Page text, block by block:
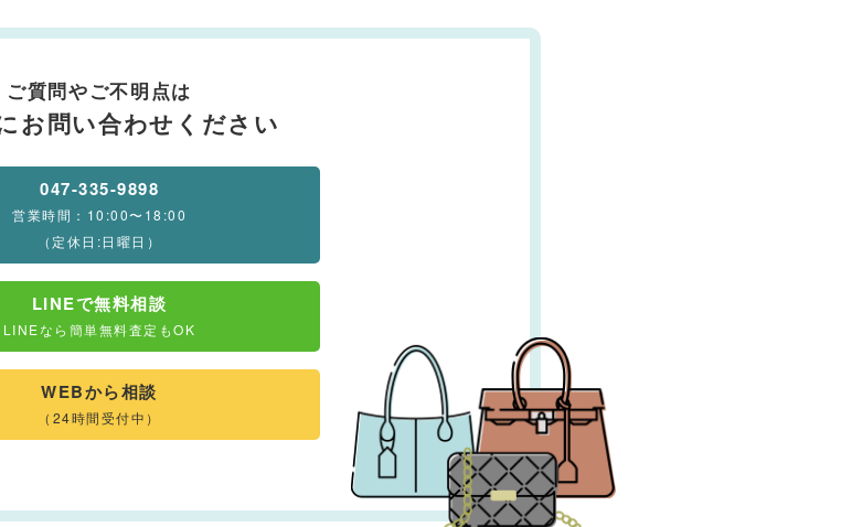
ご質問やご不明点は
お問い合わせください
047-335-9898
営業時間：10:00〜18:00
（定休日:日曜日）
LINEで無料相談
LINEなら簡単無料査定もOK
WEBから相談
（24時間受付中）